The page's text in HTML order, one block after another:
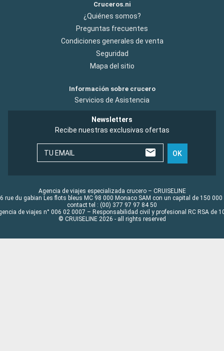
Cruceros.ni
¿Quiénes somos?
Preguntas frecuentes
Condiciones generales de venta
Seguridad
Mapa del sitio
Información sobre crucero
Servicios de Asistencia
Newsletters
Recibe nuestras exclusivas ofertas
TU EMAIL OK
Agencia de viajes especializada crucero – CRUISELINE
rue du gabian Les flots bleus MC 98 000 Monaco SAM con un capital de 150 000
contact tel : (00) 377 97 97 84 50
de viajes n° 006 02 0007 – Responsabilidad civil y profesional RC RSA de
© CRUISELINE 2026 - all rights reserved